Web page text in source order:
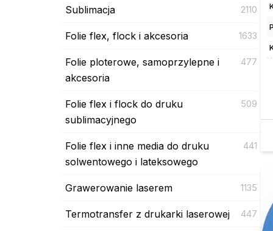
Sublimacja 2110
Folie flex, flock i akcesoria 1633
Folie ploterowe, samoprzylepne i
akcesoria
477
Folie flex i flock do druku
sublimacyjnego
509
Folie flex i inne media do druku
solwentowego i lateksowego
441
Grawerowanie laserem 1135
Termotransfer z drukarki laserowej 447